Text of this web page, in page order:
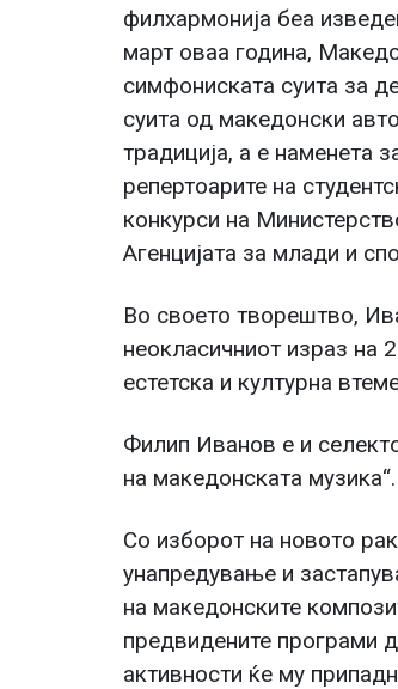
филхармонија беа
март оваа година,
симфониската суита за
суита од македонски
традиција, а е наменета
репертоарите на
конкурси на
Агенцијата за млади и
Во своето творештво,
неокласичниот израз на
естетска и културна
Филип Иванов е и
на македонската музика“.
Со изборот на новото
унапредување и
на македонските
предвидените програми
активности ќе му